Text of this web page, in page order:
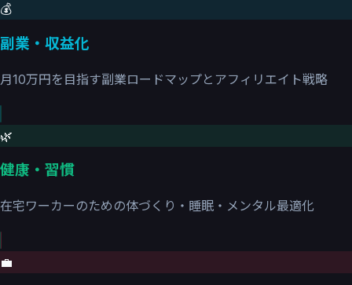
💰
副業・収益化
月10万円を目指す副業ロードマップとアフィリエイト戦略
🌿
健康・習慣
在宅ワーカーのための体づくり・睡眠・メンタル最適化
💼